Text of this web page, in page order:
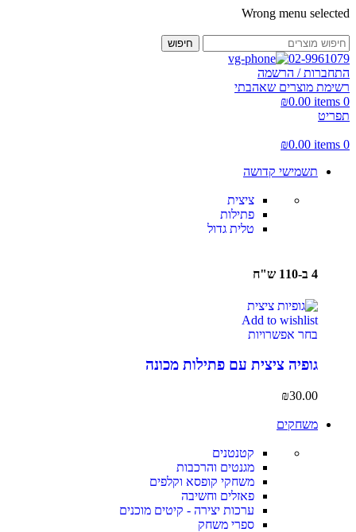
Wrong menu selected
חיפוש
02-9961079
התחברות / הרשמה
רשימת מוצרים שאהבתי
0
items
₪0.00
תפריט
0
items
₪0.00
תשמישי קדושה
ציצית
פתילות
טלית גדול
4 ב-110 ש"ח
Add to wishlist
בחר אפשרויות
גופיה ציצית עם פתילות מכונה
₪30.00
משחקים
קטנטנים
מגנטים והרכבות
משחקי קופסא וקלפים
פאזלים וחשיבה
ערכות יצירה - קיטים מוכנים
ספרי משחק